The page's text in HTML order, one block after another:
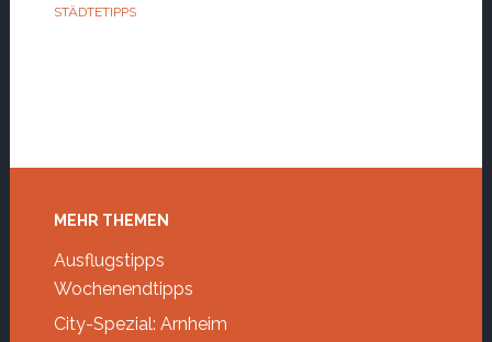
STÄDTETIPPS
Footer
MEHR THEMEN
Ausflugstipps
Wochenendtipps
City-Spezial: Arnheim